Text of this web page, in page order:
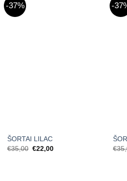
-37%
ŠORTAI LILAC
€35,00 Original
price
€22,00Current
-
€